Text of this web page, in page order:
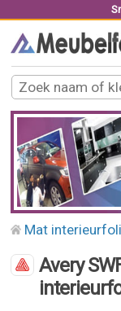
Mat
Avery